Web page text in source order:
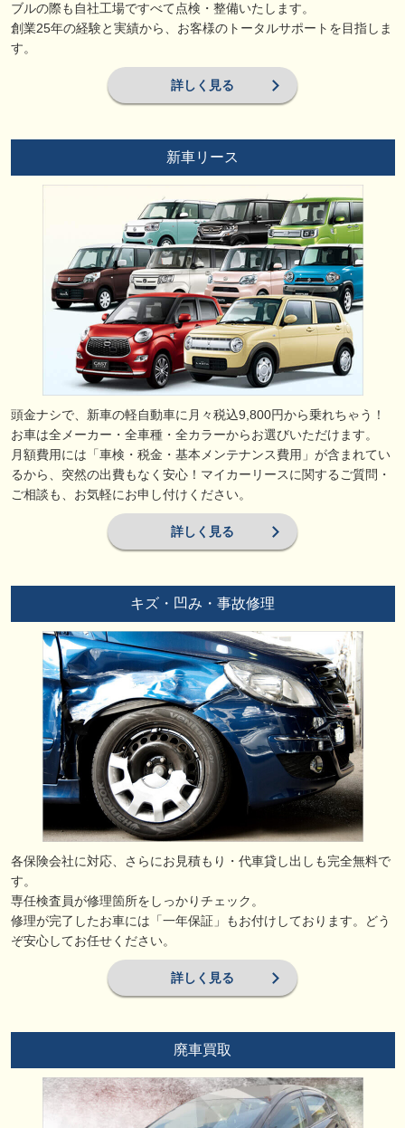
ブルの際も自社工場ですべて点検・整備いたします。
創業25年の経験と実績から、お客様のトータルサポートを目指しま
す。
詳しく見る
新車リース
頭金ナシで、新車の軽自動車に月々税込9,800円から乗れちゃう！
お車は全メーカー・全車種・全カラーからお選びいただけます。
月額費用には「車検・税金・基本メンテナンス費用」が含まれてい
るから、突然の出費もなく安心！マイカーリースに関するご質問・
ご相談も、お気軽にお申し付けください。
詳しく見る
キズ・凹み・事故修理
各保険会社に対応、さらにお見積もり・代車貸し出しも完全無料で
す。
専任検査員が修理箇所をしっかりチェック。
修理が完了したお車には「一年保証」もお付けしております。どう
ぞ安心してお任せください。
詳しく見る
廃車買取